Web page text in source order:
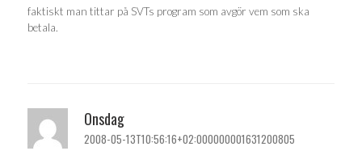
faktiskt man tittar på SVTs program som avgör vem som ska
betala.
Onsdag
2008-05-13T10:56:16+02:000000001631200805